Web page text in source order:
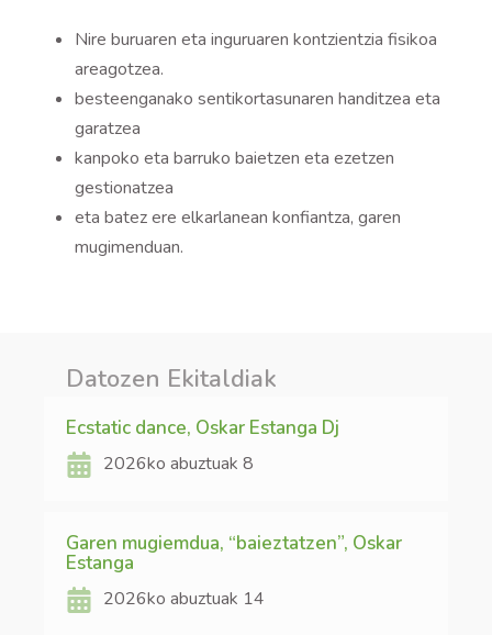
Nire buruaren eta inguruaren kontzientzia fisikoa
areagotzea.
besteenganako sentikortasunaren handitzea eta
garatzea
kanpoko eta barruko baietzen eta ezetzen
gestionatzea
eta batez ere elkarlanean konfiantza, garen
mugimenduan.
Datozen Ekitaldiak
Ecstatic dance, Oskar Estanga Dj
2026ko abuztuak 8
Garen mugiemdua, “baieztatzen”, Oskar
Estanga
2026ko abuztuak 14